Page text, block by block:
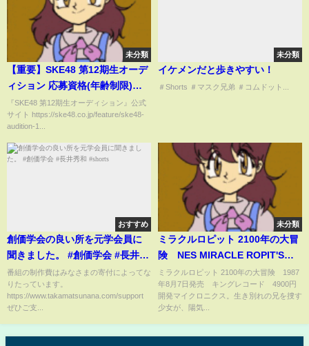
未分類
【重要】SKE48 第12期生オーデ
ィション 応募資格(年齢制限)が
18歳になった意味
『SKE48 第12期生オーディション』公式
サイト https://ske48.co.jp/feature/ske48-
audition-1...
未分類
イケメンだと歩きやすい！
＃Shorts ＃マスク兄弟 ＃コムドット...
おすすめ
創価学会の良い所を元学会員に
聞きました。 #創価学会 #長井秀
和 #shorts
番組の制作費はみなさまの寄付によってな
りたっています。
https://www.takamatsunana.com/support
ぜひご支...
未分類
ミラクルロピット 2100年の大冒
険 NES MIRACLE ROPIT'S
BGM
ミラクルロピット 2100年の大冒険 1987
年8月7日発売 キングレコード 4900円
開発マイクロニクス。生き別れの兄を捜す
少女が、陽気...